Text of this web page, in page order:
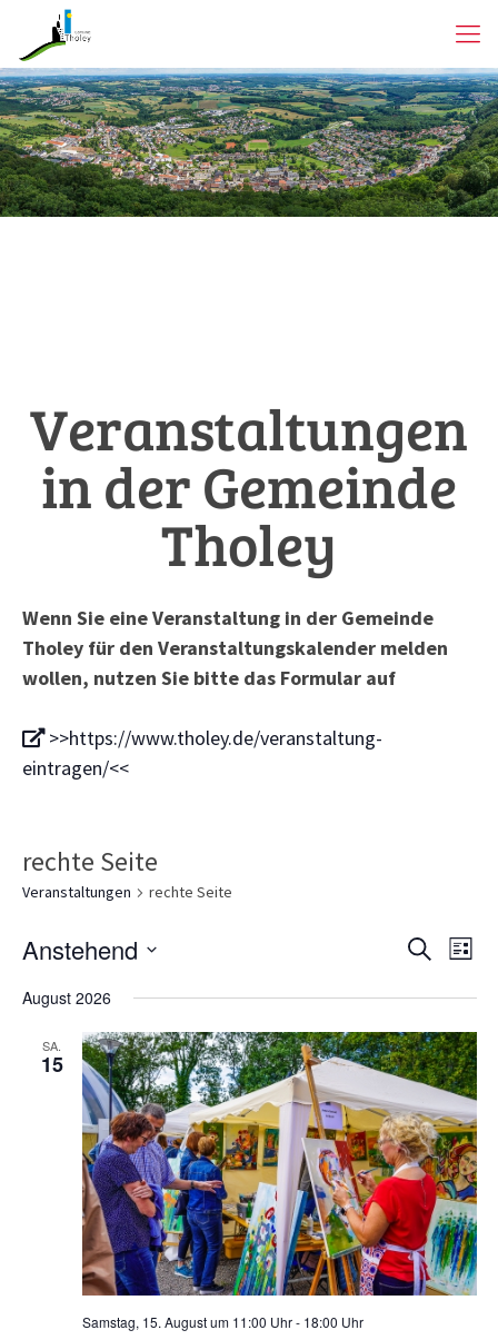
Veranstaltungen
in der Gemeinde
Tholey
Wenn Sie eine Veranstaltung in der Gemeinde
Tholey für den Veranstaltungskalender melden
wollen, nutzen Sie bitte das Formular auf
>>https://www.tholey.de/veranstaltung-
eintragen/<<
rechte Seite
Veranstaltungen rechte Seite
und
Suche Liste
Anstehend
wählen.
August 2026
SA.
15
Samstag, 15. August um 11:00 Uhr- 18:00 Uhr